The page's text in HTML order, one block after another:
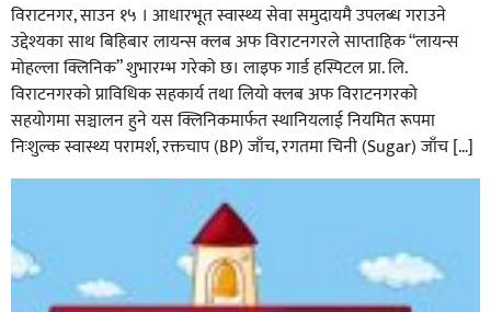
विराटनगर, साउन १५ । आधारभूत स्वास्थ्य सेवा समुदायमै उपलब्ध गराउने
उद्देश्यका साथ बिहिबार लायन्स क्लब अफ विराटनगरले साप्ताहिक “लायन्स
मोहल्ला क्लिनिक” शुभारम्भ गरेकाे छ। लाइफ गार्ड हस्पिटल प्रा. लि.
विराटनगरको प्राविधिक सहकार्य तथा लियो क्लब अफ विराटनगरको
सहयोगमा सञ्चालन हुने यस क्लिनिकमार्फत स्थानियलाई नियमित रूपमा
निःशुल्क स्वास्थ्य परामर्श, रक्तचाप (BP) जाँच, रगतमा चिनी (Sugar) जाँच […]